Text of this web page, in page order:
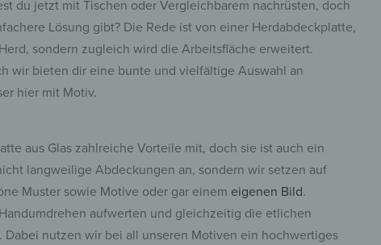
du jetzt mit Tischen oder Vergleichbarem nachrüsten, doch
Lösung gibt? Die Rede ist von einer Herdabdeckplatte,
sondern zugleich wird die Arbeitsfläche erweitert.
wir bieten dir eine bunte und vielfältige Auswahl an
hier mit Motiv.
aus Glas zahlreiche Vorteile mit, doch sie ist auch ein
langweilige Abdeckungen an, sondern wir setzen auf
Muster sowie Motive oder gar einem eigenen Bild.
aufwerten und gleichzeitig die etlichen
Dabei nutzen wir bei all unseren Motiven ein hochwertiges